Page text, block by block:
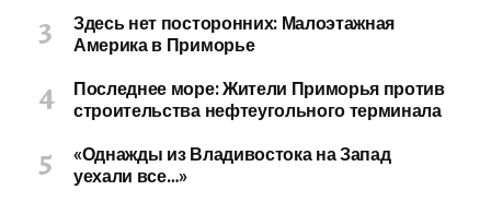
Здесь нет посторонних: Малоэтажная
Америка в Приморье
Последнее море: Жители Приморья против
строительства нефтеугольного терминала
«Однажды из Владивостока на Запад
уехали все…»